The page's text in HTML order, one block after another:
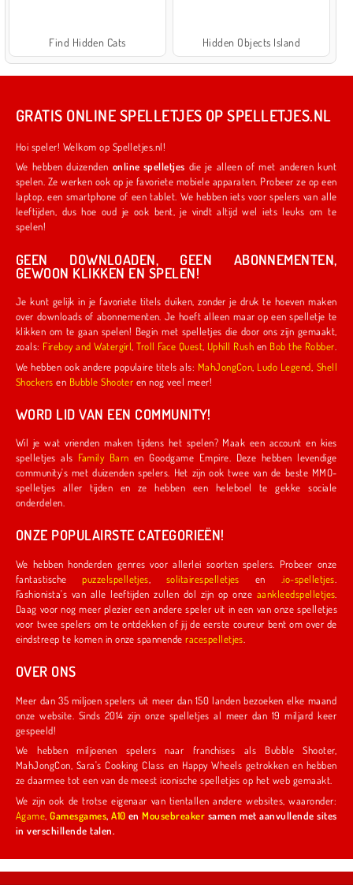
Find Hidden Cats Hidden Objects Island
GRATIS ONLINE SPELLETJES OP SPELLETJES.NL
Hoi speler! Welkom op Spelletjes.nl!
We hebben duizenden online spelletjes die je alleen of met anderen kunt
spelen. Ze werken ook op je favoriete mobiele apparaten. Probeer ze op een
laptop, een smartphone of een tablet. We hebben iets voor spelers van alle
leeftijden, dus hoe oud je ook bent, je vindt altijd wel iets leuks om te
spelen!
GEEN DOWNLOADEN, GEEN ABONNEMENTEN,
GEWOON KLIKKEN EN SPELEN!
Je kunt gelijk in je favoriete titels duiken, zonder je druk te hoeven maken
over downloads of abonnementen. Je hoeft alleen maar op een spelletje te
klikken om te gaan spelen! Begin met spelletjes die door ons zijn gemaakt,
zoals:
Fireboy and Watergirl ,Troll Face Quest Uphill Rush en Bob the Robber
We hebben ook andere populaire titels als: MahJongCon Ludo Legend Shell
Shockers en Bubble Shooter en nog veel meer!
WORD LID VAN EEN COMMUNITY!
Wil je wat vrienden maken tijdens het spelen? Maak een account en kies
spelletjes als
Family Barn en Goodgame Empire. Deze hebben levendige
community's met duizenden spelers. Het zijn ook twee van de beste MMO-
spelletjes aller tijden en ze hebben een heleboel te gekke sociale
onderdelen.
ONZE POPULAIRSTE CATEGORIEËN!
We hebben honderden genres voor allerlei soorten spelers. Probeer onze
fantastischepuzzelspelletjes solitairespelletjes en .io-spelletjes
Fashionista's van alle leeftijden zullen dol zijn op onze aankleedspelletjes
Daag voor nog meer plezier een andere speler uit in een van onze spelletjes
voor twee spelers om te ontdekken of jij de eerste coureur bent om over de
eindstreep te komen in onze spannenderacespelletjes
OVER ONS
Meer dan 35 miljoen spelers uit meer dan 150 landen bezoeken elke maand
onze website. Sinds 2014 zijn onze spelletjes al meer dan 19 miljard keer
gespeeld!
We hebben miljoenen spelers naar franchises als Bubble Shooter,
MahJongCon, Sara's Cooking Class en Happy Wheels getrokken en hebben
ze daarmee tot een van de meest iconische spelletjes op het web gemaakt.
We zijn ook de trotse eigenaar van tientallen andere websites, waaronder:
Agame ,Gamesgames,A10 enMousebreaker samen met aanvullende sites
in verschillende talen.